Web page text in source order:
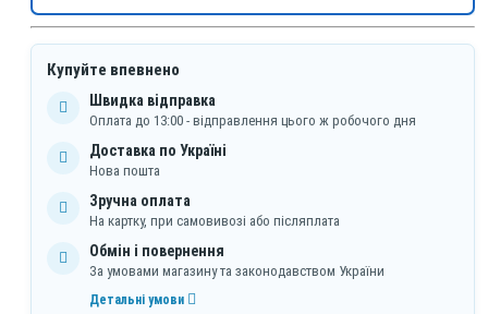
Купуйте впевнено
Швидка відправка
Оплата до 13:00 - відправлення цього ж робочого дня
Доставка по Україні
Нова пошта
Зручна оплата
На картку, при самовивозі або післяплата
Обмін і повернення
За умовами магазину та законодавством України
Детальні умови